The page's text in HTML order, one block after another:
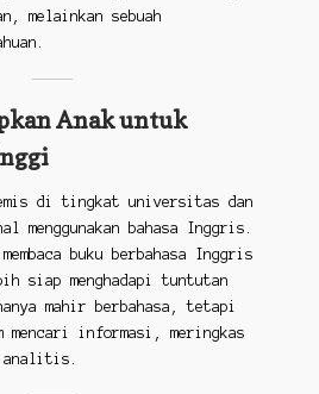
melainkan sebuah
Anak untuk
di tingkat universitas dan
menggunakan bahasa Inggris.
buku berbahasa Inggris
siap menghadapi tuntutan
mahir berbahasa, tetapi
informasi, meringkas